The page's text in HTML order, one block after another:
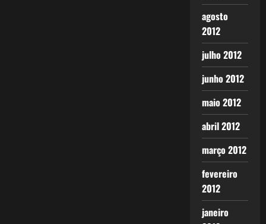
agosto
2012
julho 2012
junho 2012
maio 2012
abril 2012
março 2012
fevereiro
2012
janeiro